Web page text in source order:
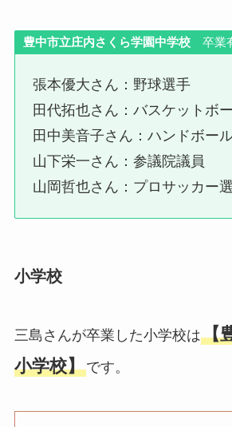
豊中市立庄内さくら学園中学校 卒業
張本優大さん：野球選手
田代拓也さん：バスケットボ
田中美音子さん：ハンドボー
山下栄一さん：参議院議員
山岡哲也さん：プロサッカー
小学校
三島さんが卒業した小学校は【
小学校】です。